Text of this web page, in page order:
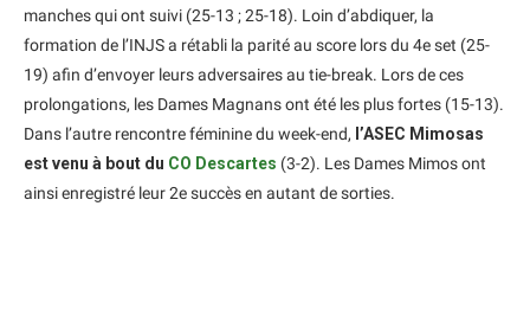
manches qui ont suivi (25-13 ; 25-18). Loin d’abdiquer, la
formation de l’INJS a rétabli la parité au score lors du 4e set (25-
19) afin d’envoyer leurs adversaires au tie-break. Lors de ces
prolongations, les Dames Magnans ont été les plus fortes (15-13).
Dans l’autre rencontre féminine du week-end, l’ASEC Mimosas
est venu à bout du CO Descartes (3-2). Les Dames Mimos ont
ainsi enregistré leur 2e succès en autant de sorties.